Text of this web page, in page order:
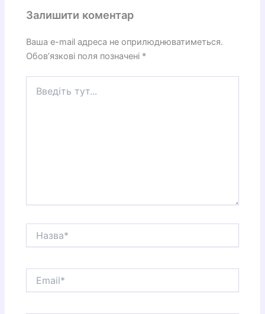
Залишити коментар
Ваша e-mail адреса не оприлюднюватиметься.
Обов’язкові поля позначені *
тут...